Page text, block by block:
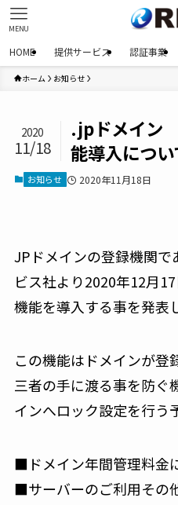
MENU
HOME 提供サービス 認証事業
ホーム お知らせ
.jpドメイン
能導入につ
2020
11/18
お知らせ 2020年11月18日
JPドメインの登録機関
ビス社より2020年12月
機能を導入する事を発表
この機能はドメインが登
三者の手に渡る事を防ぐ
インへロック設定を行う
■ドメイン年間管理料金
■サーバーのご利用その